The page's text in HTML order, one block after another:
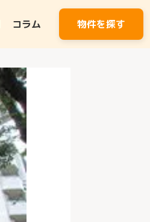
コラム 物件を探す